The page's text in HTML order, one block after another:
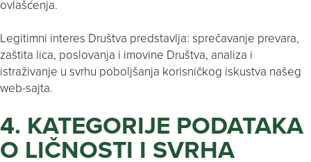
ovlašćenja.
Legitimni interes Društva predstavlja: sprečavanje prevara,
zaštita lica, poslovanja i imovine Društva, analiza i
istraživanje u svrhu poboljšanja korisničkog iskustva našeg
web-sajta.
4. KATEGORIJE PODATAKA
O LIČNOSTI I SVRHA